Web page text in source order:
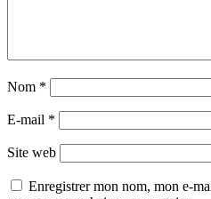
Nom *
E-mail *
Site web
Enregistrer mon nom, mon e-